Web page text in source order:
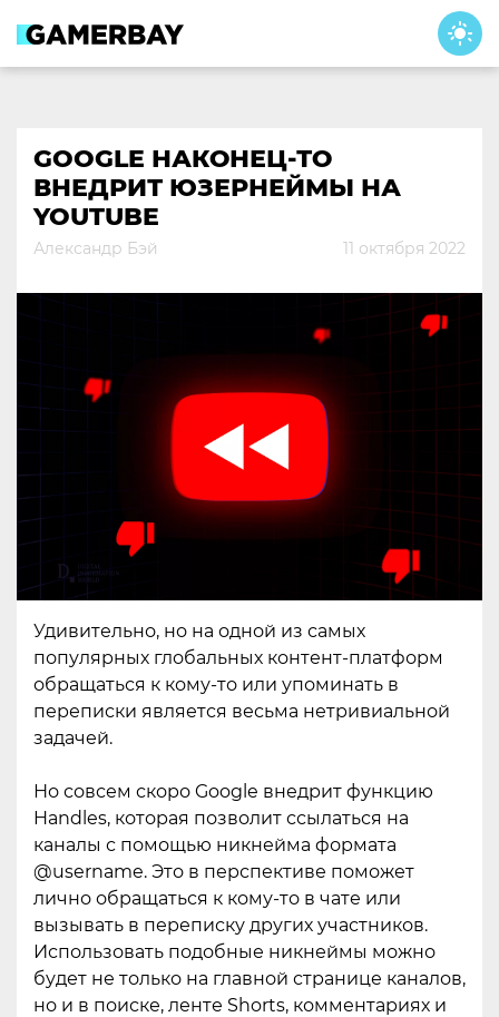
content
GOOGLE НАКОНЕЦ-ТО
ВНЕДРИТ ЮЗЕРНЕЙМЫ НА
YOUTUBE
Александр Бэй 11 октября 2022
Удивительно, но на одной из самых
популярных глобальных контент-платформ
обращаться к кому-то или упоминать в
переписки является весьма нетривиальной
задачей.
Но совсем скоро Google внедрит функцию
Handles, которая позволит ссылаться на
каналы с помощью никнейма формата
@username. Это в перспективе поможет
лично обращаться к кому-то в чате или
вызывать в переписку других участников.
Использовать подобные никнеймы можно
будет не только на главной странице каналов,
но и в поиске, ленте Shorts, комментариях и